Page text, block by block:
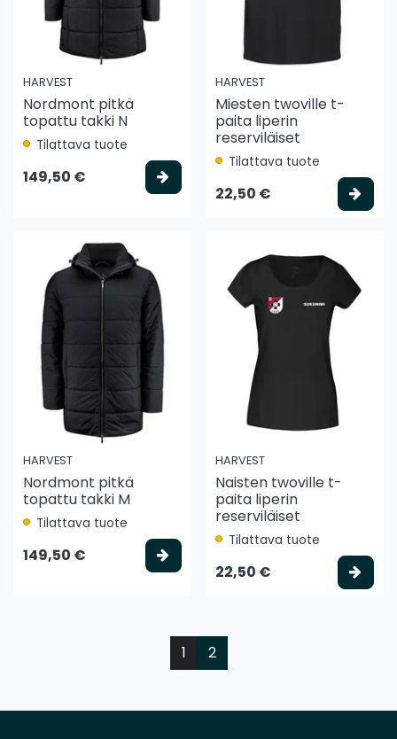
HARVEST
Nordmont pitkä
topattu takki N
Tilattava tuote
149,50 €
HARVEST
Miesten twoville t-
paita liperin
reserviläiset
Tilattava tuote
22,50 €
HARVEST
Nordmont pitkä
topattu takki M
Tilattava tuote
149,50 €
HARVEST
Naisten twoville t-
paita liperin
reserviläiset
Tilattava tuote
22,50 €
1 2